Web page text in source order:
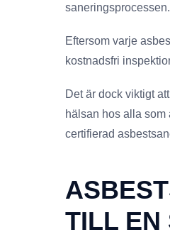
saneringsprocessen.
Eftersom varje
kostnadsfri
Det är dock viktigt
hälsan hos alla
certifierad
TILL EN